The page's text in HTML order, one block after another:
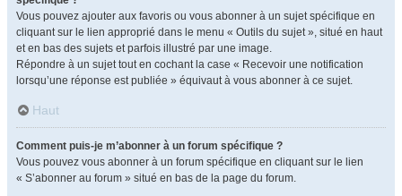
Vous pouvez ajouter aux favoris ou vous abonner à un sujet spécifique en
cliquant sur le lien approprié dans le menu « Outils du sujet », situé en haut
et en bas des sujets et parfois illustré par une image.
Répondre à un sujet tout en cochant la case « Recevoir une notification
lorsqu’une réponse est publiée » équivaut à vous abonner à ce sujet.
Haut
Comment puis-je m’abonner à un forum spécifique ?
Vous pouvez vous abonner à un forum spécifique en cliquant sur le lien
« S’abonner au forum » situé en bas de la page du forum.